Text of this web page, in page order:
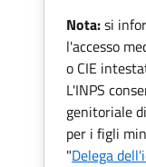
Nota:si
l'accesso
o CIE
L'INPS
genitoriale
per i figli
"Delega